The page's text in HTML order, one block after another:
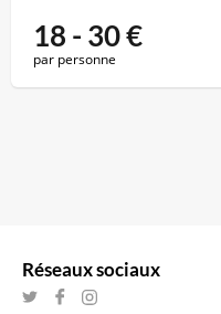
18 - 30€
par personne
Réseaux sociaux